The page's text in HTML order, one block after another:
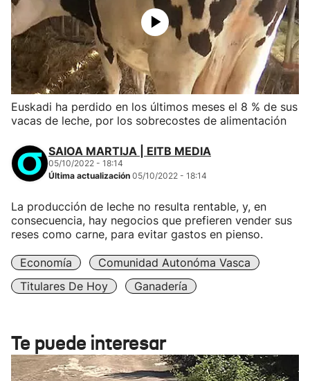
Euskadi ha perdido en los últimos meses el 8 % de sus
vacas de leche, por los sobrecostes de alimentación
SAIOA MARTIJA | EITB MEDIA
05/10/2022 - 18:14
Última actualización 05/10/2022 - 18:14
La producción de leche no resulta rentable, y, en
consecuencia, hay negocios que prefieren vender sus
reses como carne, para evitar gastos en pienso.
Economía
Comunidad Autonóma Vasca
Titulares De Hoy
Ganadería
Te puede interesar